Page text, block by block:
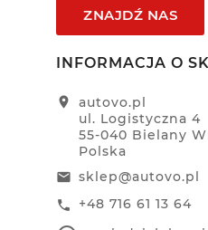
ZNAJDŹ NAS
INFORMACJA O
location_on
autovo.pl
ul. Logistyczna 4
55-040 Bielany
Polska
email sklep@autovo.pl
call +48 716 61 13 64